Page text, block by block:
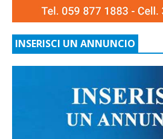
INSERISCI UN ANNUNCIO